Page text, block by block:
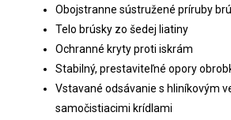
Obojstranne sústružené príruby
Telo brúsky zo šedej liatiny
Ochranné kryty proti iskrám
Stabilný, prestaviteľné opory
Vstavané odsávanie s hliníkovým
samočistiacimi krídlami